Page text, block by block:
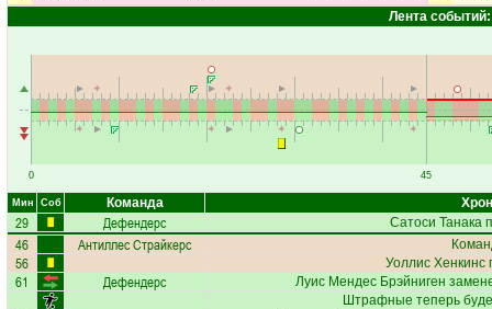
Лента событий:
0 45
Мин Соб Команда
29 Дефендерс Сатоси Танака
46 Антиллес Страйкерс
56 Уоллис Хенкинс
61 Дефендерс Луис Мендес Брэйниген
Штрафные теперь